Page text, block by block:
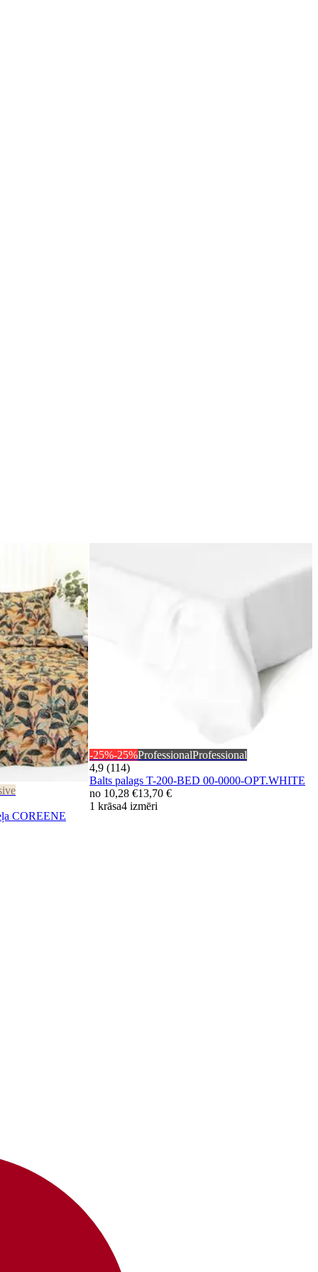
COREENE
-25%-25%ProfessionalProfessional
4,9 (114)
Balts palags T-200-BED 00-0000-OPT.WHITE
no 10,28 €13,70 €
1 krāsa4 izmēri